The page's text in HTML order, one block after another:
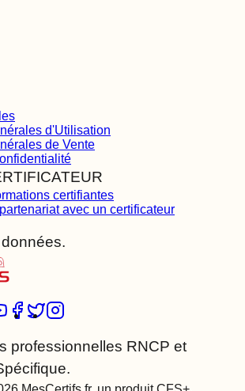
d'Utilisation
de Vente
certifiantes
avec un certificateur
professionnelles RNCP et